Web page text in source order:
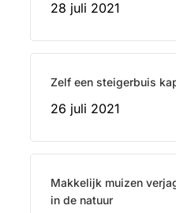
28 juli 2021
Zelf een steigerbuis
26 juli 2021
Makkelijk muizen
in de natuur